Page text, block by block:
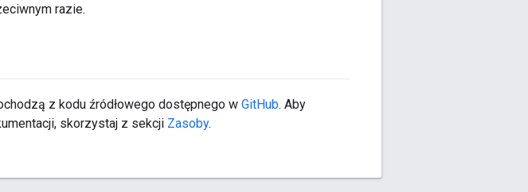
razie.
z kodu źródłowego dostępnego w GitHub. Aby
skorzystaj z sekcji Zasoby.